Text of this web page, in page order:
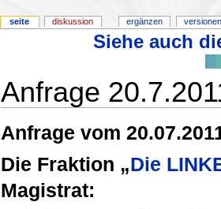
Siehe auch
Anfrage
Anfrage vom
Die Fraktion „Die
Magistrat:
seite diskussion ergänzen